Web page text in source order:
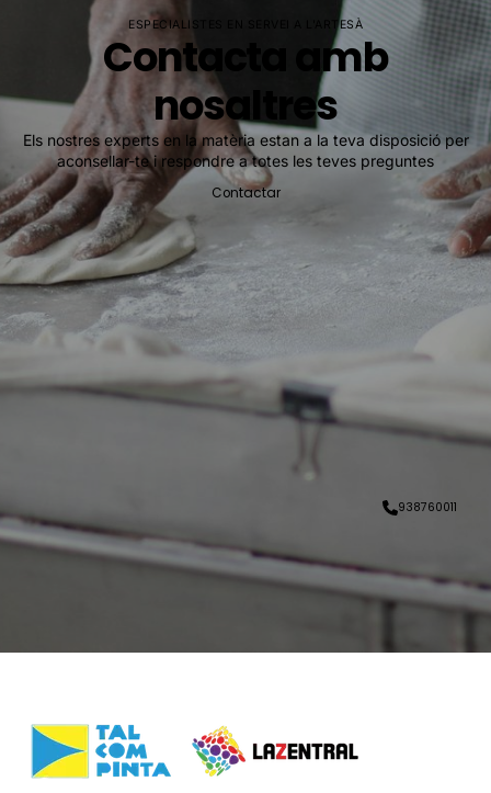
938760011
ESPECIALISTES EN SERVEI A L'ARTESÀ
Contacta amb
nosaltres
Els nostres experts en la matèria estan a la teva disposició per
aconsellar-te i respondre a totes les teves preguntes
Contactar